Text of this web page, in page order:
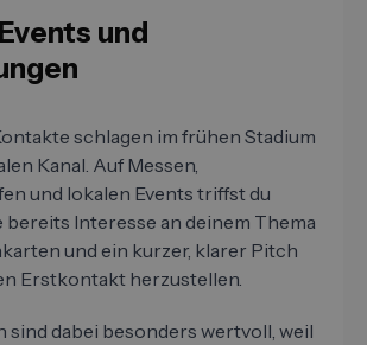
und
schlagen im frühen Stadium
Kanal. Auf Messen,
und lokalen Events triffst du
bereits Interesse an deinem Thema
und ein kurzer, klarer Pitch
Erstkontakt herzustellen.
sind dabei besonders wertvoll, weil